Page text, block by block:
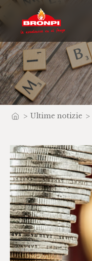
Home
> Ultime notizie >